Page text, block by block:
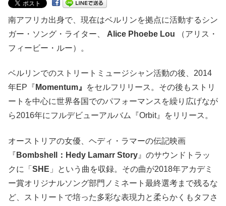
南アフリカ出身で、現在はベルリンを拠点に活動するシン
ガー・ソング・ライター、 Alice Phoebe Lou （アリス・
フィービー・ルー）。
ベルリンでのストリートミュージシャン活動の後、2014
年EP『 Momentum』
をセルフリリース。その後もストリ
ートを中心に世界各国でのパフォーマンスを繰り広げなが
ら2016年にフルデビューアルバム『Orbit』をリリース。
オーストリアの女優、ヘディ・ラマーの伝記映画
『 Bombshell：Hedy Lamarr Story 』のサウンドトラッ
クに「 SHE 」という曲を収録。その曲が2018年アカデミ
ー賞オリジナルソング部門ノミネート最終選考まで残るな
ど、ストリートで培った多彩な表現力と柔らかくもタフさ